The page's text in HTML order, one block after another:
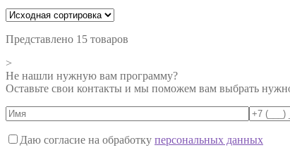
Представлено 15 товаров
>
Не нашли нужную вам программу?
Оставьте свои контакты и мы поможем вам выбрать
Даю согласие на обработку персональных данных